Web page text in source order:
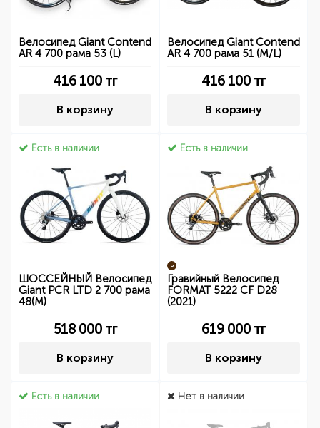
Велосипед Giant Contend
AR 4 700 рама 53 (L)
416 100 тг
В корзину
Велосипед Giant Contend
AR 4 700 рама 51 (M/L)
416 100 тг
В корзину
Есть в наличии
ШОССЕЙНЫЙ Велосипед
Giant PCR LTD 2 700 рама
48(M)
518 000тг
В корзину
Есть в наличии
Гравийный Велосипед
FORMAT 5222 CF D28
(2021)
619 000 тг
В корзину
Есть в наличии Нет в наличии